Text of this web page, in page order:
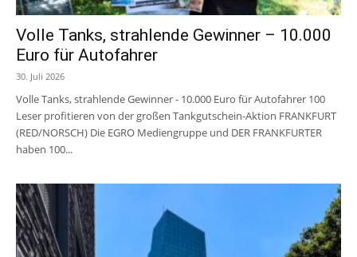
Volle Tanks, strahlende Gewinner – 10.000
Euro für Autofahrer
30. Juli 2026
Volle Tanks, strahlende Gewinner - 10.000 Euro für Autofahrer 100
Leser profitieren von der großen Tankgutschein-Aktion FRANKFURT
(RED/NORSCH) Die EGRO Mediengruppe und DER FRANKFURTER
haben 100...